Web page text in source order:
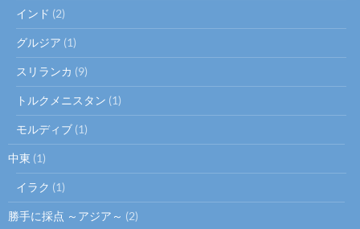
インド (2)
グルジア (1)
スリランカ (9)
トルクメニスタン (1)
モルディブ (1)
中東 (1)
イラク (1)
勝手に採点 ～アジア～ (2)